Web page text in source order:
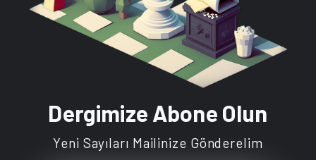
Dergimize Abone Olun
Yeni Sayıları Mailinize Gönderelim